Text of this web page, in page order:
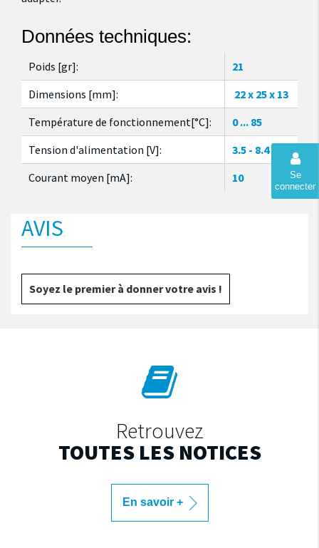
Se
connecter
Données techniques:
Poids [gr]:
21
Dimensions [mm]:
22 x 25 x 13
Température de fonctionnement[°C]:
0 ... 85
Tension d'alimentation [V]:
3.5 - 8.4
Courant moyen [mA]:
10
AVIS
Soyez le premier à donner votre avis !
Retrouvez
TOUTES LES NOTICES
En savoir +